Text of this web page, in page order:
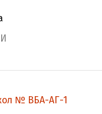
№ ВБА-АГ-1